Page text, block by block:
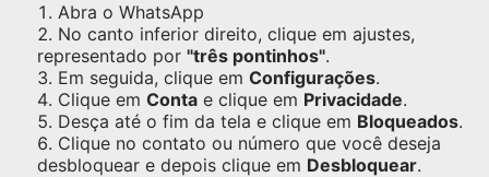
Abra o WhatsApp
No canto inferior direito, clique em ajustes,
representado por "três pontinhos".
Em seguida, clique em Configurações.
Clique em Conta e clique em Privacidade.
Desça até o fim da tela e clique em Bloqueados.
Clique no contato ou número que você deseja
desbloquear e depois clique em Desbloquear.